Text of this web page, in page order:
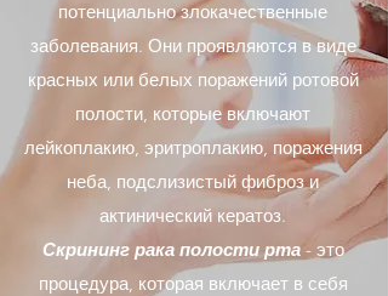
потенциально злокачественные
заболевания. Они проявляются в виде
красных или белых поражений ротовой
полости, которые включают
лейкоплакию, эритроплакию, поражения
неба, подслизистый фиброз и
актинический кератоз.
Скрининг рака полости рта- это
процедура, которая включает в себя